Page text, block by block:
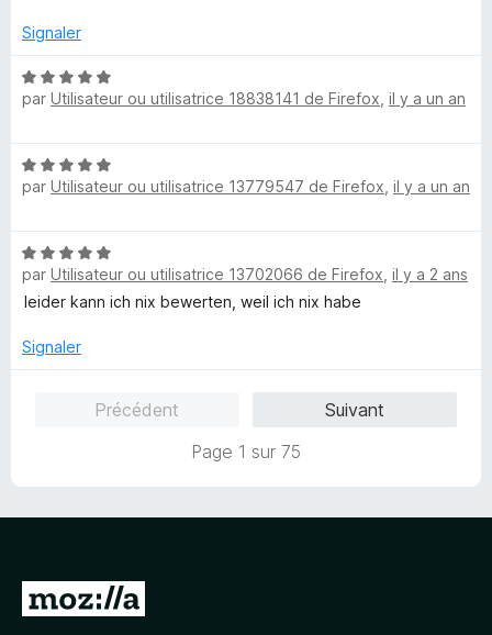
5
u
r
Signaler
N
o
5
s
5
par Utilisateur ou utilisatrice 18838141 de Firefox il y a un an
N
o
5
s
u
5
par Utilisateur ou utilisatrice 13779547 de Firefox il y a un an
N
o
t
5
par Utilisateur ou utilisatrice 13702066 de Firefox il y a 2 ans
leider kann ich nix bewerten, weil ich nix habe
Signaler
Précédent
Suivant
Page 1 sur 75
A